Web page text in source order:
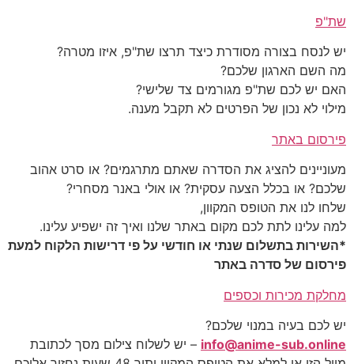
שת"פ
יש לנסח בצורה מסודרת כיצד תרצו שת"פ, איזו מטרה?
מה השם הארגון שלכם?
האם יש לכם שת"פ מגורמים צד שלישי?
מילוי לא נכון של הפרטים לא תקבל מענה.
פירסום באתר
מעוניינים להציג את הסדרה שאתם מתרגמים? או סרט אהוב
שלכם? או בכלל הצעה עסקית? או אולי באנר מסחרי?
שלחו לנו את הטופס המקוון,
למה עלינו לתת לכם מקום באתר שלנו ואיך זה ישפיע עלינו.
*השירות בתשלום שנתי או חודשי על פי דרישות הלקוח למעת
פירסום של סדרה באתר
מחלקת מכירות וכספים
יש לכם בעיה במנוי שלכם?
info@anime-sub.online – יש לשלוח צילום מסך לכתובת